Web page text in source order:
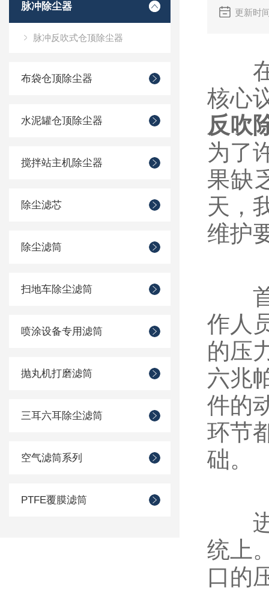
脉冲除尘器
脉冲反吹式仓顶除尘器
布袋仓顶除尘器
水泥罐仓顶除尘器
搅拌站主机除尘器
除尘滤芯
除尘滤筒
扫地车除尘滤筒
喷涂设备专用滤筒
抛丸机打磨滤筒
三耳六耳除尘滤筒
空气滤筒系列
PTFE覆膜滤筒
更新时
在
核心
反吹
为了
果缺
天，
维护
首
作人
的压
六兆
件的
环节
础。
进
统上
口的